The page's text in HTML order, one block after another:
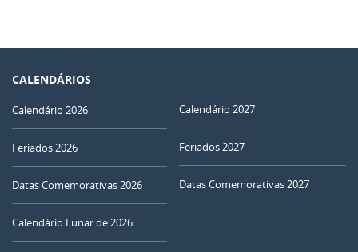
CALENDÁRIOS
Calendário 2026
Feriados 2026
Datas Comemorativas 2026
Calendário Lunar de 2026
Calendário 2027
Feriados 2027
Datas Comemorativas 2027